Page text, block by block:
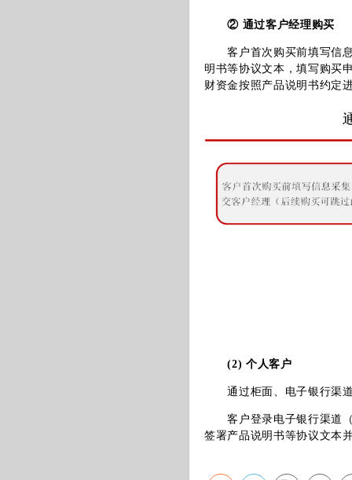
② 通过客户经理购买
客户首次购买前填写信息
明书等协议文本，填写购
财资金按照产品说明书约定
(2) 个人客户
通过柜面、电子银行渠道
客户登录电子银行渠道（
签署产品说明书等协议文本